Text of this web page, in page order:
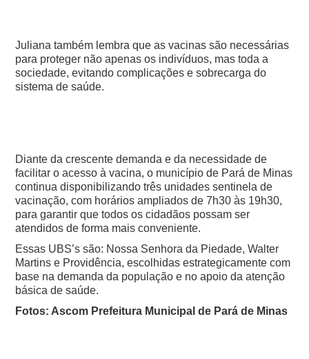
Juliana também lembra que as vacinas são necessárias
para proteger não apenas os indivíduos, mas toda a
sociedade, evitando complicações e sobrecarga do
sistema de saúde.
Diante da crescente demanda e da necessidade de
facilitar o acesso à vacina, o município de Pará de Minas
continua disponibilizando três unidades sentinela de
vacinação, com horários ampliados de 7h30 às 19h30,
para garantir que todos os cidadãos possam ser
atendidos de forma mais conveniente.
Essas UBS’s são: Nossa Senhora da Piedade, Walter
Martins e Providência, escolhidas estrategicamente com
base na demanda da população e no apoio da atenção
básica de saúde.
Fotos: Ascom Prefeitura Municipal de Pará de Minas